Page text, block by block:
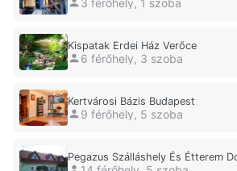
Kispatak Erdei Ház Verőce
6 férőhely, 3 szoba
Kertvárosi Bázis Budapest
9 férőhely, 5 szoba
Pegazus Szálláshely És Étterem